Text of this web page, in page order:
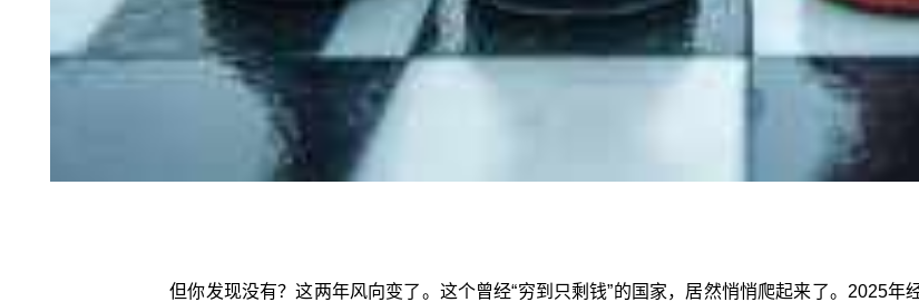
但你发现没有？这两年风向变了。这个曾经“穷到只剩钱”的国家，居然悄悄爬起来了。2025